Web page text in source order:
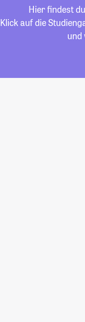
Hier findest
Klick auf die
und